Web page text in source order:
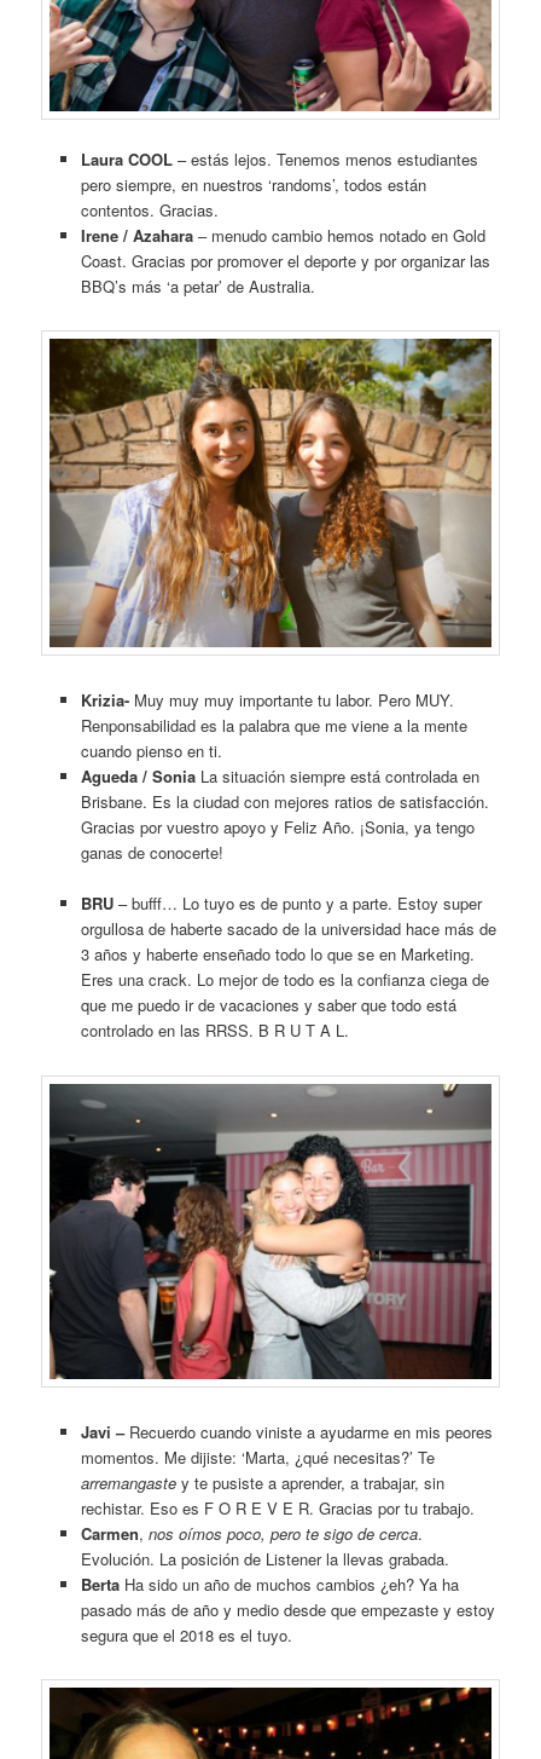
Laura COOL– estás lejos. Tenemos menos estudiantes
pero siempre, en nuestros ‘randoms’, todos están
contentos. Gracias.
Irene / Azahara– menudo cambio hemos notado en Gold
Coast. Gracias por promover el deporte y por organizar las
BBQ’s más ‘a petar’ de Australia.
Krizia-Muy muy muy importante tu labor. Pero MUY.
Renponsabilidad es la palabra que me viene a la mente
cuando pienso en ti.
Agueda / SoniaLa situación siempre está controlada en
Brisbane. Es la ciudad con mejores ratios de satisfacción.
Gracias por vuestro apoyo y Feliz Año. ¡Sonia, ya tengo
ganas de conocerte!
BRU– bufff… Lo tuyo es de punto y a parte. Estoy super
orgullosa de haberte sacado de la universidad hace más de
3 años y haberte enseñado todo lo que se en Marketing.
Eres una crack. Lo mejor de todo es la confianza ciega de
que me puedo ir de vacaciones y saber que todo está
controlado en las RRSS. B R U T A L.
Javi –Recuerdo cuando viniste a ayudarme en mis peores
momentos. Me dijiste: ‘Marta, ¿qué necesitas?’ Te
arremangaste y te pusiste a aprender, a trabajar, sin
rechistar. Eso es F O R E V E R. Gracias por tu trabajo.
Carmen, nos oímos poco, pero te sigo de cerca.
Evolución. La posición de Listener la llevas grabada.
BertaHa sido un año de muchos cambios ¿eh? Ya ha
pasado más de año y medio desde que empezaste y estoy
segura que el 2018 es el tuyo.